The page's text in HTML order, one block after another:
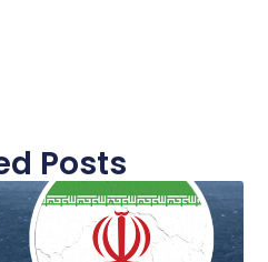
Posts